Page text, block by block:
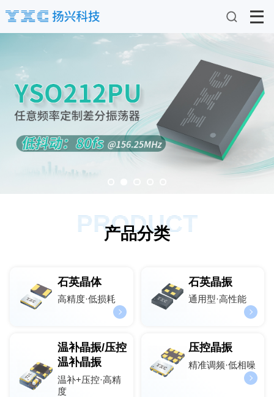
PRODUCT
产品分类
石英晶体
高精度·低损耗
石英晶振
通用型·高性能
温补晶振/压控
温补晶振
温补+压控·高精
度
压控晶振
精准调频·低相噪